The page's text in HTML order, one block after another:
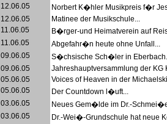
12.06.05
Norbert K�hler Musikpreis f�r
12.06.05
Matinee der Musikschule...
11.06.05
B�rger-und Heimatverein auf
11.06.05
Abgefahr�n heute ohne Unfall...
09.06.05
S�chsische Sch�ler in
09.06.05
Jahreshauptversammlung der KG
05.06.05
Voices of Heaven in der
05.06.05
Der Countdown l�uft...
03.06.05
Neues Gem�lde im Dr.-
03.06.05
Dr.-Wei�-Grundschule hat neue